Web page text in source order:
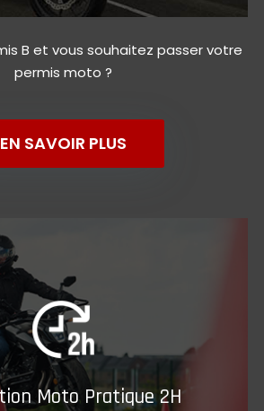
B et vous souhaitez passer votre
permis moto ?
EN SAVOIR PLUS
Moto Pratique 2H